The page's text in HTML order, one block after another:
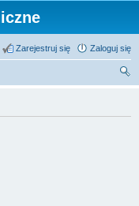
Zaloguj się
Zarejestruj się